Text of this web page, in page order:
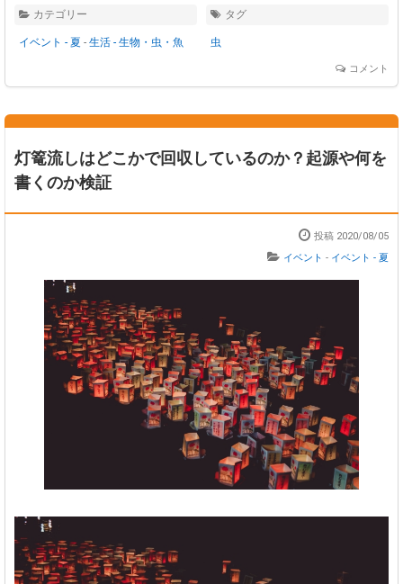
カテゴリー
イベント - 夏 - 生活 - 生物・虫・魚
タグ
虫
コメント
灯篭流しはどこかで回収しているのか？起源や何を
書くのか検証
投稿 2020/08/05
イベント - イベント - 夏